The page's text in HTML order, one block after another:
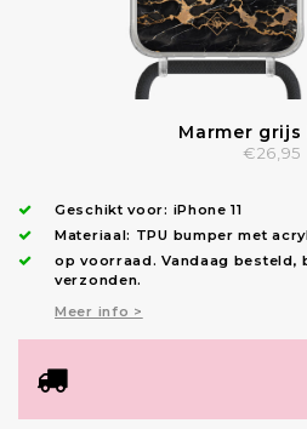
Marmer grijs
€26,95
Geschikt voor: iPhone 11
Materiaal: TPU bumper met
op voorraad.Vandaag besteld,
verzonden.
Meer info >